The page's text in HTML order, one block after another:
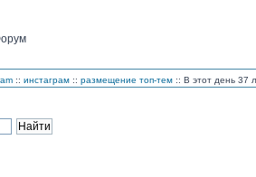
:: инстаграм :: размещение топ-тем :: В этот день 37